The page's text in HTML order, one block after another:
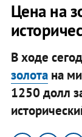
Цена на
В ходе
золотана
1250 долл